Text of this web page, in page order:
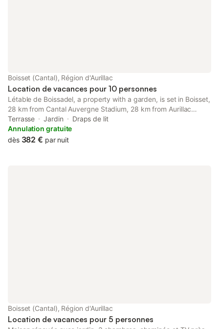
Boisset (Cantal), Région d'Aurillac
Location de vacances pour 10 personnes
Létable de Boissadel, a property with a garden, is set in Boisset,
28 km from Cantal Auvergne Stadium, 28 km from Aurillac
Congress Centre, as well as 19 km from Haute Auvergne Golf
Course.
Terrasse Jardin
Draps de lit
Annulation gratuite
dès 382 € par nuit
Boisset (Cantal), Région d'Aurillac
Location de vacances pour 5 personnes